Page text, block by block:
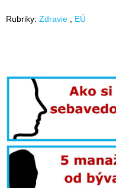
Rubriky: Zdravie EÚ